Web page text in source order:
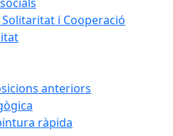
i Cooperació
anteriors
ràpida